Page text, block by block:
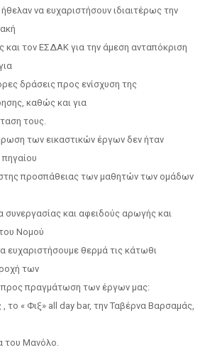
να ευχαριστήσουν ιδιαιτέρως την
και τον ΕΣΔΑΚ για την άμεση ανταπόκριση
δράσεις προς ενίσχυση της
καθώς και για
τους.
των εικαστικών έργων δεν ήταν
προσπάθειας των μαθητών των ομάδων
συνεργασίας και αφειδούς αρωγής και
Νομού
ευχαριστήσουμε θερμά τις κάτωθι
των
προς πραγμάτωση των έργων μας:
, το « Φιξ» all day bar, την Ταβέρνα Βαρσαμάς,
του Μανόλο.